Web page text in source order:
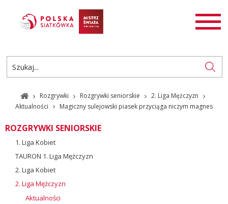
AKTUALNOŚCI
ROZGRYWKI
PL
EN
Rozgrywki Rozgrywki seniorskie
2. Liga Mężczyzn
Aktualności
Magiczny sulejowski piasek przyciąga niczym magnes
ROZGRYWKI SENIORSKIE
1. Liga Kobiet
TAURON 1. Liga Mężczyzn
2. Liga Kobiet
2. Liga Mężczyzn
Aktualności